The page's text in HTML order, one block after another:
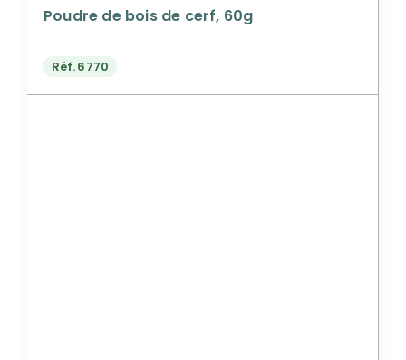
Poudre de bois de cerf, 60g
Réf.6770